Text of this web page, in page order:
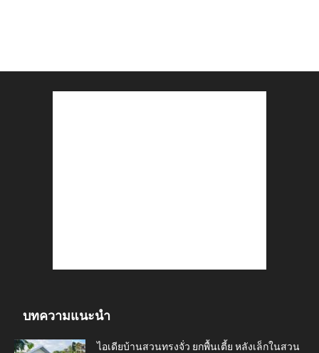
บทความแนะนำ
ไอเดียบ้านสวนทรงจั่ว ยกพื้นเตี้ย หลังเล็กในสวน